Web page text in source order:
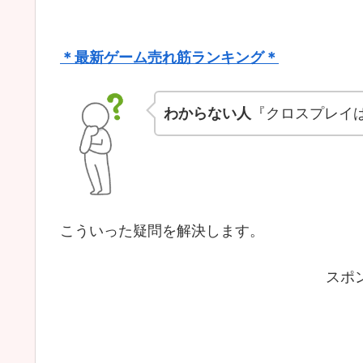
＊最新ゲーム売れ筋ランキング＊
わからない人 『クロスプレイ
こういった疑問を解決します。
スポ